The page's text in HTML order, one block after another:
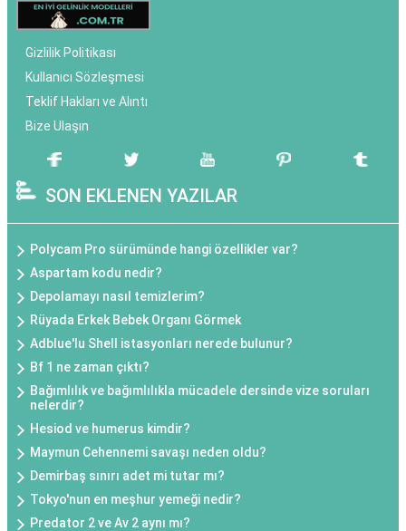
Gizlilik Politikası
Kullanıcı Sözleşmesi
Teklif Hakları ve Alıntı
Bize Ulaşın
SON EKLENEN YAZILAR
Polycam Pro sürümünde hangi özellikler var?
Aspartam kodu nedir?
Depolamayı nasıl temizlerim?
Rüyada Erkek Bebek Organı Görmek
Adblue'lu Shell istasyonları nerede bulunur?
Bf 1 ne zaman çıktı?
Bağımlılık ve bağımlılıkla mücadele dersinde vize soruları
nelerdir?
Hesiod ve humerus kimdir?
Maymun Cehennemi savaşı neden oldu?
Demirbaş sınırı adet mi tutar mı?
Tokyo'nun en meşhur yemeği nedir?
Predator 2 ve Av 2 aynı mı?